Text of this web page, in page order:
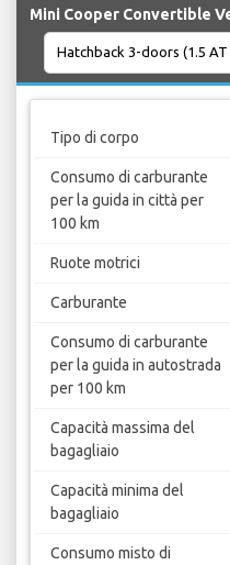
Mini Cooper Convertible
Tipo di corpo
Consumo di carburante
per la guida in città per
100 km
Ruote motrici
Carburante
Consumo di carburante
per la guida in autostrada
per 100 km
Capacità massima del
bagagliaio
Capacità minima del
bagagliaio
Consumo misto di